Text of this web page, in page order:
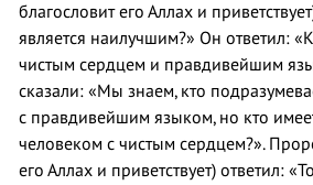
благословит его Аллах и
является наилучшим?» Он ответил:
чистым сердцем и правдивейшим
сказали: «Мы знаем, кто
с правдивейшим языком, но кто
человеком с чистым сердцем?».
его Аллах и приветствует) ответил: